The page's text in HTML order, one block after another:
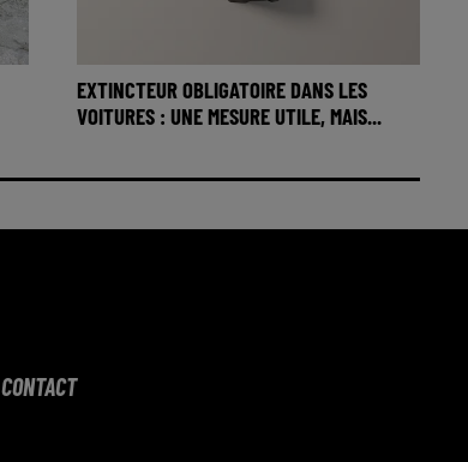
EXTINCTEUR OBLIGATOIRE DANS LES
VOITURES : UNE MESURE UTILE, MAIS...
CONTACT